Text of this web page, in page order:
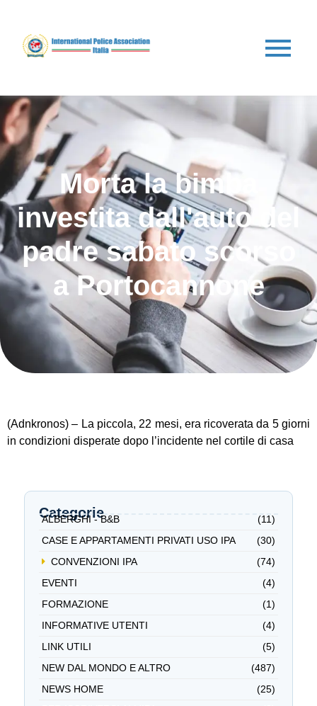
Morta la bimba
investita dall'auto del
padre sabato scorso
a Portocannone
(Adnkronos) – La piccola, 22 mesi, era ricoverata da 5 giorni
in condizioni disperate dopo l’incidente nel cortile di casa
Categorie
ALBERGHI - B&B
(11)
CASE E APPARTAMENTI PRIVATI USO IPA
(30)
CONVENZIONI IPA
(74)
EVENTI
(4)
FORMAZIONE
(1)
INFORMATIVE UTENTI
(4)
LINK UTILI
(5)
NEW DAL MONDO E ALTRO
(487)
NEWS HOME
(25)